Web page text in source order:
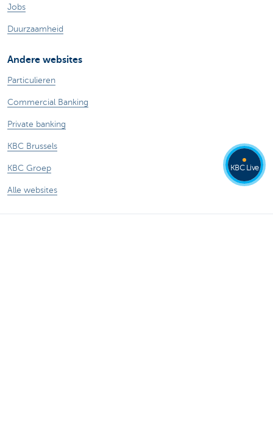
Jobs
Duurzaamheid
Andere websites
Particulieren
Commercial Banking
Private banking
KBC Brussels
KBC Groep
Alle websites
KBC Live